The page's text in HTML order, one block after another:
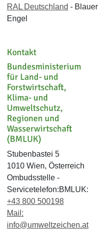
RAL Deutschland - Blauer
Engel
Kontakt
Bundesministerium
für Land- und
Forstwirtschaft,
Klima- und
Umweltschutz,
Regionen und
Wasserwirtschaft
(BMLUK)
Stubenbastei 5
1010 Wien, Österreich
Ombudsstelle -
Servicetelefon:BMLUK:
+43 800 500198
Mail:
info@umweltzeichen.at